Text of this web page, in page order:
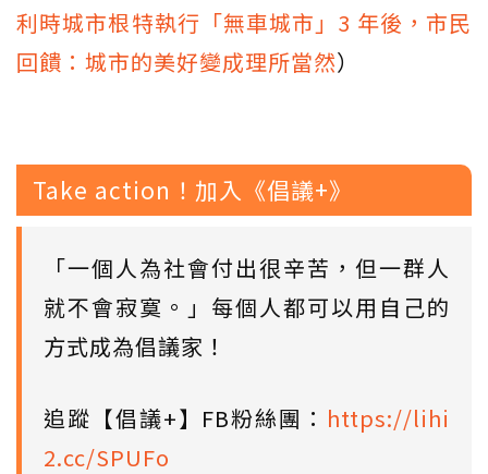
利時城市根特執行「無車城市」3 年後，市民
回饋：城市的美好變成理所當然）
Take action！加入《倡議+》
「一個人為社會付出很辛苦，但一群人
就不會寂寞。」每個人都可以用自己的
方式成為倡議家！
追蹤【倡議+】FB粉絲團： https://lihi
2.cc/SPUFo